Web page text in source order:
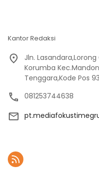
Kantor Redaksi
Jln.
Korumba
Tenggara,Kode Pos
081253744638